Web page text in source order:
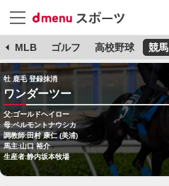
MLB ゴルフ 高校野球 競馬
牡 鹿毛 登録抹消
ワンダーツー
父:ゴールドヘイロー
母:ベルモントナウシカ
調教師:田村 康仁 (美浦)
馬主:山口 裕介
生産者:静内坂本牧場